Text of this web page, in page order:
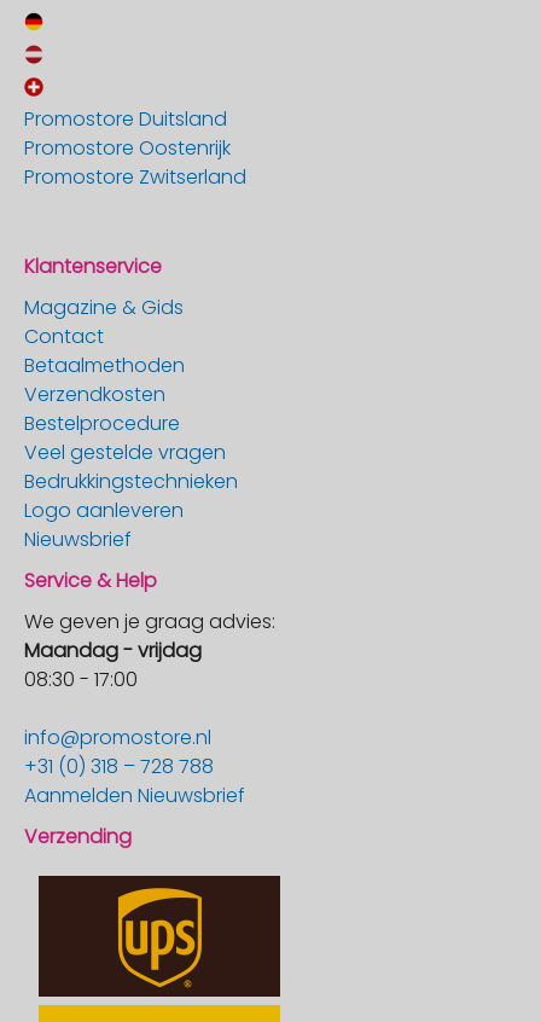
Promostore Duitsland
Promostore Oostenrijk
Promostore Zwitserland
Klantenservice
Magazine & Gids
Contact
Betaalmethoden
Verzendkosten
Bestelprocedure
Veel gestelde vragen
Bedrukkingstechnieken
Logo aanleveren
Nieuwsbrief
Service & Help
We geven je graag advies:
Maandag - vrijdag
08:30 - 17:00
info@promostore.nl
+31 (0) 318 – 728 788
Aanmelden Nieuwsbrief
Verzending